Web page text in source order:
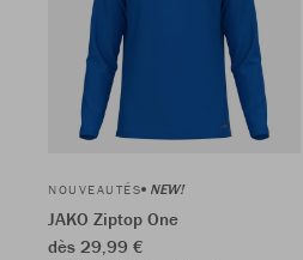
NOUVEAUTÉS NEW!
JAKO Ziptop One
dès 29,99 €